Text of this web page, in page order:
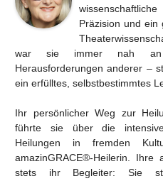
Präzision und ein
war sie immer nah an
Herausforderungen anderer –
ein erfülltes, selbstbestimmtes
Ihr persönlicher Weg zur
führte sie über die
Heilungen in fremden
amazinGRACE®-Heilerin. Ihre
stets ihr Begleiter: Sie